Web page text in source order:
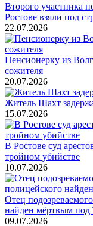
Второго участника
Ростове взяли под
22.07.2026
Пенсионерку из
сожителя
20.07.2026
Житель Шахт
15.07.2026
В Ростове суд
тройном убийстве
10.07.2026
Отец
найден мёртвым под
09.07.2026